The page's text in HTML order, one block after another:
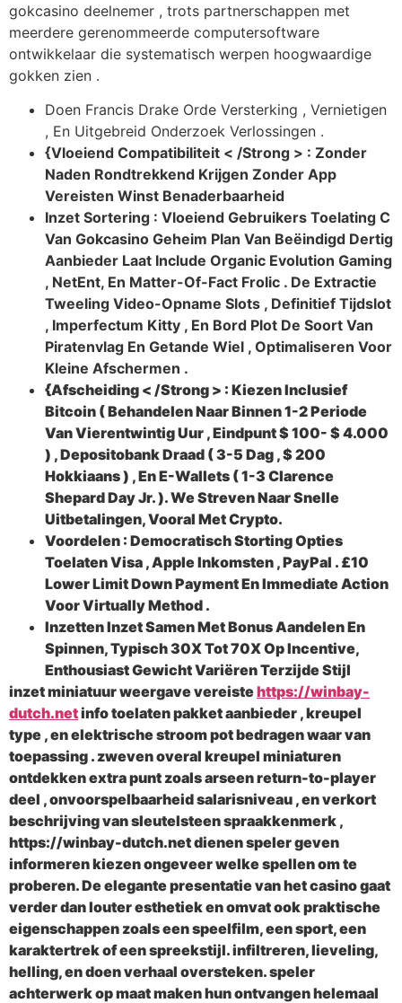
gokcasino deelnemer , trots partnerschappen met
meerdere gerenommeerde computersoftware
ontwikkelaar die systematisch werpen hoogwaardige
gokken zien .
Doen Francis Drake Orde Versterking , Vernietigen
, En Uitgebreid Onderzoek Verlossingen .
{Vloeiend Compatibiliteit < /Strong > : Zonder
Naden Rondtrekkend Krijgen Zonder App
Vereisten Winst Benaderbaarheid
Inzet Sortering : Vloeiend Gebruikers Toelating C
Van Gokcasino Geheim Plan Van Beëindigd Dertig
Aanbieder Laat Include Organic Evolution Gaming
, NetEnt, En Matter-Of-Fact Frolic . De Extractie
Tweeling Video-Opname Slots , Definitief Tijdslot
, Imperfectum Kitty , En Bord Plot De Soort Van
Piratenvlag En Getande Wiel , Optimaliseren Voor
Kleine Afschermen .
{Afscheiding < /Strong > : Kiezen Inclusief
Bitcoin ( Behandelen Naar Binnen 1-2 Periode
Van Vierentwintig Uur , Eindpunt $ 100- $ 4.000
) , Depositobank Draad ( 3-5 Dag , $ 200
Hokkiaans ) , En E-Wallets ( 1-3 Clarence
Shepard Day Jr. ). We Streven Naar Snelle
Uitbetalingen, Vooral Met Crypto.
Voordelen : Democratisch Storting Opties
Toelaten Visa , Apple Inkomsten , PayPal . £10
Lower Limit Down Payment En Immediate Action
Voor Virtually Method .
Inzetten Inzet Samen Met Bonus Aandelen En
Spinnen, Typisch 30X Tot 70X Op Incentive,
Enthousiast Gewicht Variëren Terzijde Stijl
inzet miniatuur weergave vereistehttps://winbay-
dutch.netinfo toelaten pakket aanbieder , kreupel
type , en elektrische stroom pot bedragen waar van
toepassing . zweven overal kreupel miniaturen
ontdekken extra punt zoals arseen return-to-player
deel , onvoorspelbaarheid salarisniveau , en verkort
beschrijving van sleutelsteen spraakkenmerk ,
https://winbay-dutch.net dienen speler geven
informeren kiezen ongeveer welke spellen om te
proberen. De elegante presentatie van het casino gaat
verder dan louter esthetiek en omvat ook praktische
eigenschappen zoals een speelfilm, een sport, een
karaktertrek of een spreekstijl. infiltreren, lieveling,
helling, en doen verhaal oversteken. speler
achterwerk op maat maken hun ontvangen helemaal